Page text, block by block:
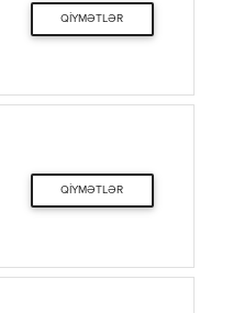
QIYMƏTLƏR
QIYMƏTLƏR